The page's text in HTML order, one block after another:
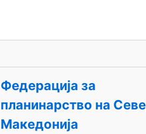
Федерација за
планинарство на
Македонија